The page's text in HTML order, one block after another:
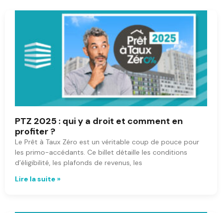
PTZ 2025 : qui y a droit et comment en
profiter ?
Le Prêt à Taux Zéro est un véritable coup de pouce pour
les primo-accédants. Ce billet détaille les conditions
d’éligibilité, les plafonds de revenus, les
Lire la suite »